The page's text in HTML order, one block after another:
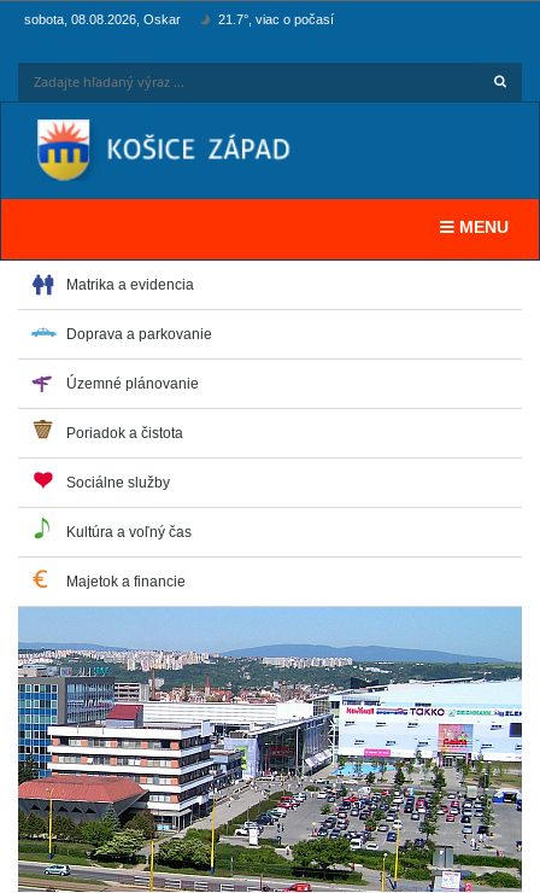
sobota, 08.08.2026, Oskar 21.7°, viac o počasí
Toggle
MENU
Matrika a evidencia
Doprava a parkovanie
Územné plánovanie
Poriadok a čistota
Sociálne služby
Kultúra a voľný čas
Majetok a financie